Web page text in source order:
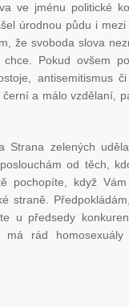
ve jménu politické
úrodnou půdu i mezi
že svoboda slova
Pokud ovšem
antisemitismus
a málo vzdělaní,
Strana zelených
od těch,
pochopíte, když Vám
straně.
u předsedy
rád homosexuály